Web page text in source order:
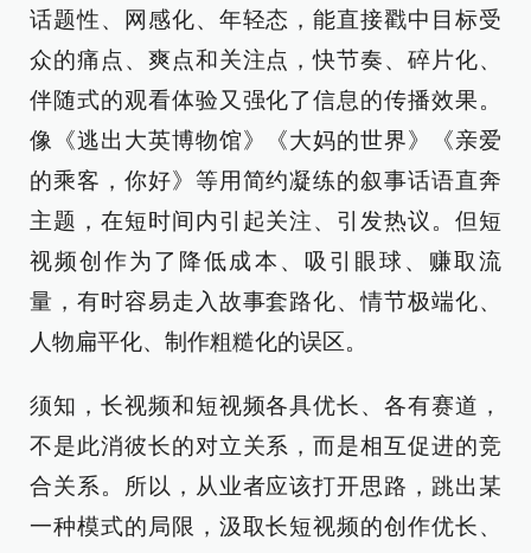
话题性、网感化、年轻态，能直接戳中目标受
众的痛点、爽点和关注点，快节奏、碎片化、
伴随式的观看体验又强化了信息的传播效果。
像《逃出大英博物馆》《大妈的世界》《亲爱
的乘客，你好》等用简约凝练的叙事话语直奔
主题，在短时间内引起关注、引发热议。但短
视频创作为了降低成本、吸引眼球、赚取流
量，有时容易走入故事套路化、情节极端化、
人物扁平化、制作粗糙化的误区。
须知，长视频和短视频各具优长、各有赛道，
不是此消彼长的对立关系，而是相互促进的竞
合关系。所以，从业者应该打开思路，跳出某
一种模式的局限，汲取长短视频的创作优长、